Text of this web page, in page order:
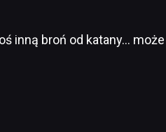
inną broń od katany…